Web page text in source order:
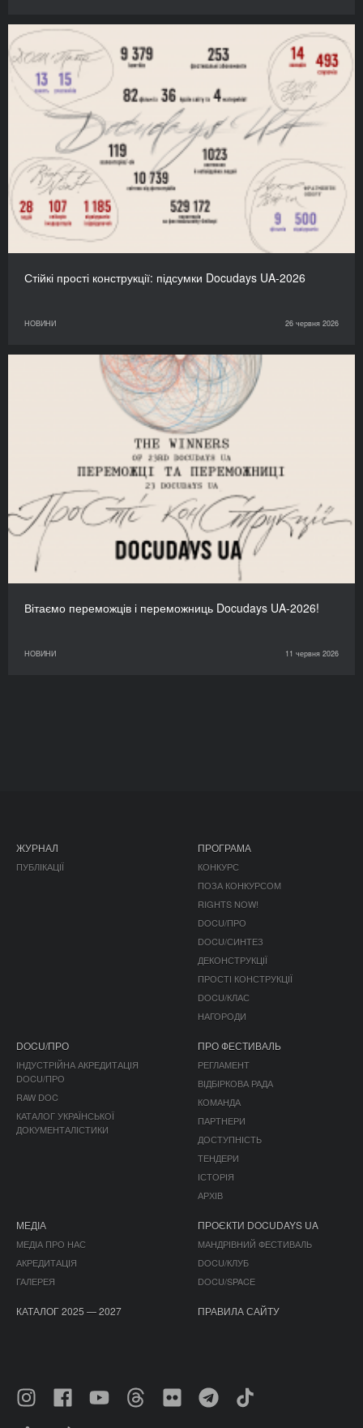
Стійкі прості конструкції: підсумки Docudays UA-2026
НОВИНИ 26 червня 2026
Вітаємо переможців і переможниць Docudays UA-2026!
НОВИНИ 11 червня 2026
ЖУРНАЛ
ПУБЛІКАЦІЇ
ПРОГРАМА
КОНКУРС
ПОЗА КОНКУРСОМ
RIGHTS NOW!
DOCU/ПРО
DOCU/СИНТЕЗ
ДЕКОНСТРУКЦІЇ
ПРОСТІ КОНСТРУКЦІЇ
DOCU/КЛАС
НАГОРОДИ
DOCU/ПРО
ІНДУСТРІЙНА АКРЕДИТАЦІЯ
DOCU/ПРО
RAW DOC
КАТАЛОГ УКРАЇНСЬКОЇ
ДОКУМЕНТАЛІСТИКИ
ПРО ФЕСТИВАЛЬ
РЕГЛАМЕНТ
ВІДБІРКОВА РАДА
КОМАНДА
ПАРТНЕРИ
ДОСТУПНІСТЬ
ТЕНДЕРИ
ІСТОРІЯ
АРХІВ
МЕДІА
МЕДІА ПРО НАС
АКРЕДИТАЦІЯ
ГАЛЕРЕЯ
ПРОЄКТИ DOCUDAYS UA
МАНДРІВНИЙ ФЕСТИВАЛЬ
DOCU/КЛУБ
DOCU/SPACE
КАТАЛОГ 2025 — 2027 ПРАВИЛА САЙТУ